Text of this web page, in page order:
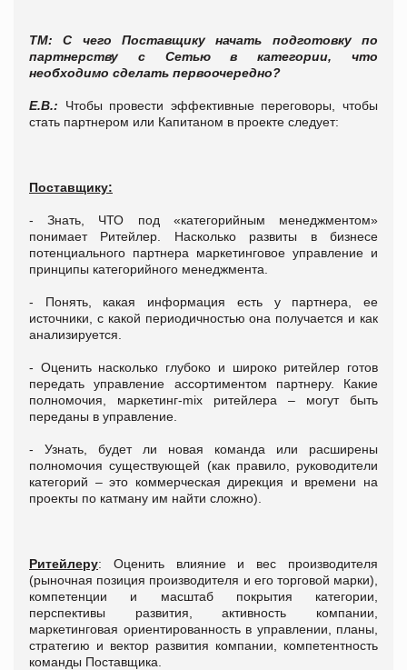
ТМ: С чего Поставщику начать подготовку по
партнерству с Сетью в категории, что
необходимо сделать первоочередно?
Е.В.: Чтобы провести эффективные переговоры, чтобы
стать партнером или Капитаном в проекте следует:
Поставщику:
- Знать, ЧТО под «категорийным менеджментом»
понимает Ритейлер. Насколько развиты в бизнесе
потенциального партнера маркетинговое управление и
принципы категорийного менеджмента.
- Понять, какая информация есть у партнера, ее
источники, с какой периодичностью она получается и как
анализируется.
- Оценить насколько глубоко и широко ритейлер готов
передать управление ассортиментом партнеру. Какие
полномочия, маркетинг-mix ритейлера – могут быть
переданы в управление.
- Узнать, будет ли новая команда или расширены
полномочия существующей (как правило, руководители
категорий – это коммерческая дирекция и времени на
проекты по катману им найти сложно).
Ритейлеру: Оценить влияние и вес производителя
(рыночная позиция производителя и его торговой марки),
компетенции и масштаб покрытия категории,
перспективы развития, активность компании,
маркетинговая ориентированность в управлении, планы,
стратегию и вектор развития компании, компетентность
команды Поставщика.